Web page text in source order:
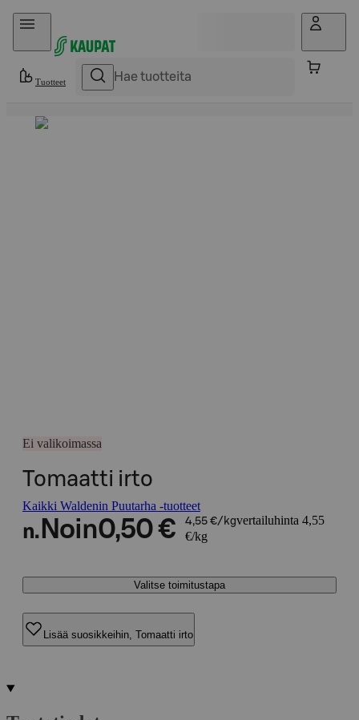
Hyppää sisältöön
Tuotteet
Ei valikoimassa
Tomaatti irto
Kaikki Waldenin Puutarha -tuotteet
n. Noin0,50 € 4,55 €/kgvertailuhinta 4,55
€/kg
Valitse toimitustapa
Lisää suosikkeihin, Tomaatti irto